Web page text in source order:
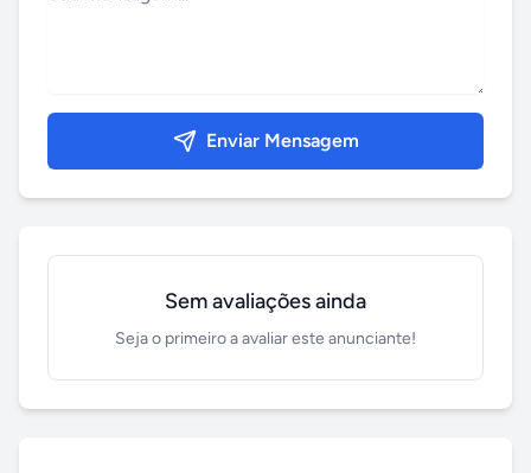
Enviar Mensagem
Sem avaliações ainda
Seja o primeiro a avaliar este anunciante!